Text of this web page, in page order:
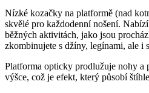
Nízké kozačky na platformě (nad
skvělé pro každodenní nošení.
běžných aktivitách, jako jsou
zkombinujete s džíny, legínami, ale i
Platforma opticky prodlužuje nohy a
výšce, což je efekt, který působí